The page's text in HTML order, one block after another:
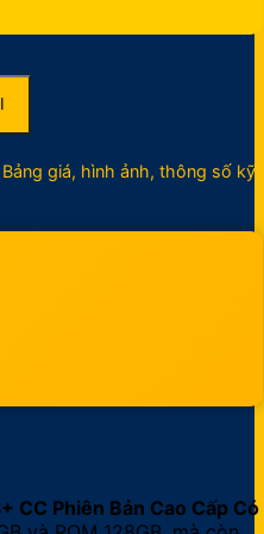
giá, hình ảnh, thông số kỹ
CC Phiên Bản Cao Cấp Có